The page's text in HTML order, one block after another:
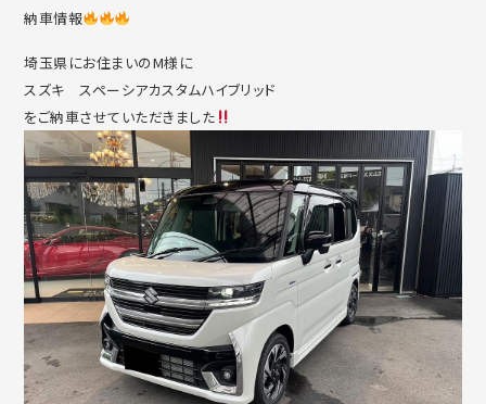
納車情報
埼玉県にお住まいのM様に
スズキ スペーシアカスタムハイブリッド
をご納車させていただきました